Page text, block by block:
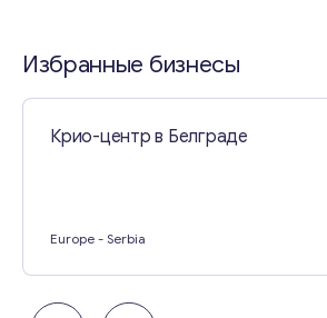
Избранные бизнесы
Крио-центр в Белграде
Europe - Serbia